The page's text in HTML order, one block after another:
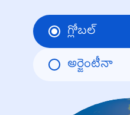
గ్లోబల్
అర్జెంటీనా